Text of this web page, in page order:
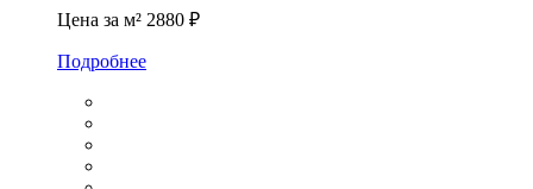
Цена за м² 2880 ₽
Подробнее